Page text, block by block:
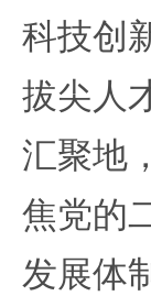
科技创
拔尖人
汇聚地
焦党的
发展体